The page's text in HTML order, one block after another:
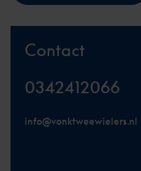
Contact
0342412066
info@vonktweewielers.nl